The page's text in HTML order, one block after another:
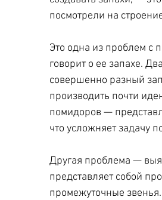
посмотрели на
Это одна из проблем с
говорит о ее запахе.
совершенно разный
производить почти
помидоров —
что усложняет задачу
Другая проблема —
представляет собой
промежуточные